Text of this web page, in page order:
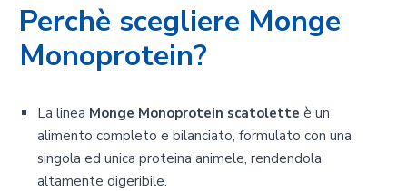
Perchè scegliere Monge
Monoprotein?
La linea Monge Monoprotein scatolette è un
alimento completo e bilanciato, formulato con una
singola ed unica proteina animele, rendendola
altamente digeribile.